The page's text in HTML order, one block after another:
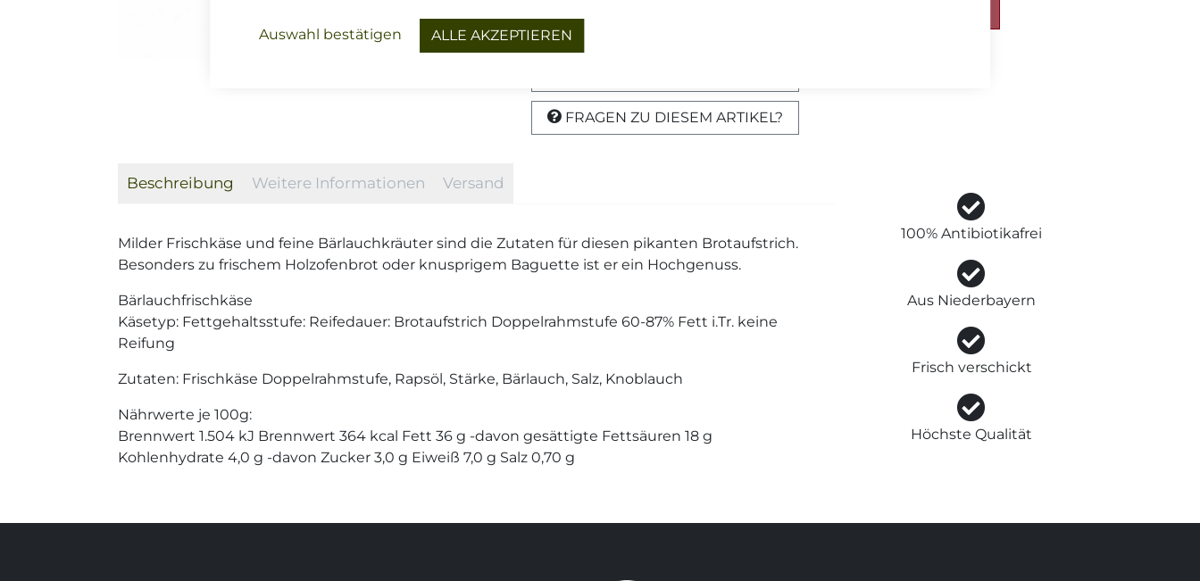
Auswahl bestätigen ALLE AKZEPTIEREN
FRAGEN ZU DIESEM ARTIKEL?
Beschreibung Weitere Informationen Versand
Milder Frischkäse und feine Bärlauchkräuter sind die Zutaten für diesen pikanten Brotaufstrich.
Besonders zu frischem Holzofenbrot oder knusprigem Baguette ist er ein Hochgenuss.
Bärlauchfrischkäse
Käsetyp: Fettgehaltsstufe: Reifedauer: Brotaufstrich Doppelrahmstufe 60-87% Fett i.Tr. keine
Reifung
Zutaten: Frischkäse Doppelrahmstufe, Rapsöl, Stärke, Bärlauch, Salz, Knoblauch
Nährwerte je 100g:
Brennwert 1.504 kJ Brennwert 364 kcal Fett 36 g -davon gesättigte Fettsäuren 18 g
Kohlenhydrate 4,0 g -davon Zucker 3,0 g Eiweiß 7,0 g Salz 0,70 g
100% Antibiotikafrei
Aus Niederbayern
Frisch verschickt
Höchste Qualität